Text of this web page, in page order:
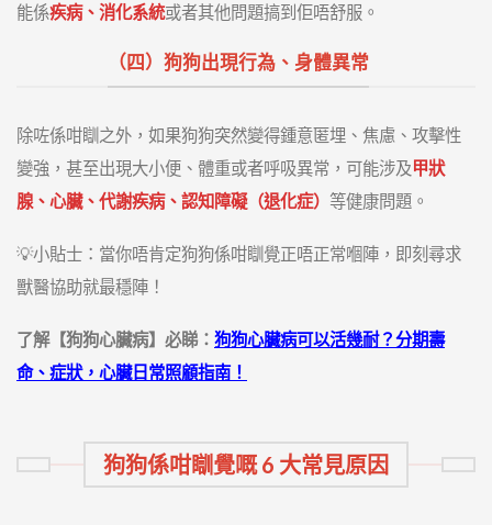
能係疾病、消化系統或者其他問題搞到佢唔舒服。
（四）狗狗出現行為、身體異常
除咗係咁瞓之外，如果狗狗突然變得鍾意匿埋、焦慮、攻擊性
變強，甚至出現大小便、體重或者呼吸異常，可能涉及甲狀
腺、心臟、代謝疾病、認知障礙（退化症） 等健康問題。
💡小貼士：當你唔肯定狗狗係咁瞓覺正唔正常嗰陣，即刻尋求
獸醫協助就最穩陣！
了解【狗狗心臟病】必睇： 狗狗心臟病可以活幾耐？分期壽
命、症狀，心臟日常照顧指南！
狗狗係咁瞓覺嘅 6 大常見原因